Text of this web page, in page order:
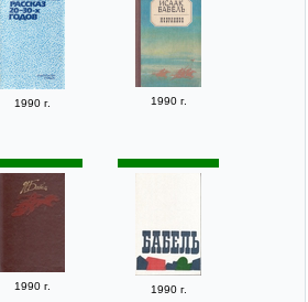
1990 г. 1990 г.
1990 г. 1990 г.